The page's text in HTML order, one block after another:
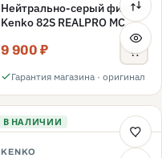
Нейтрально-серый фильтр
Kenko 82S REALPRO MC
9 900 ₽
Гарантия магазина · оригинал
В НАЛИЧИИ
KENKO